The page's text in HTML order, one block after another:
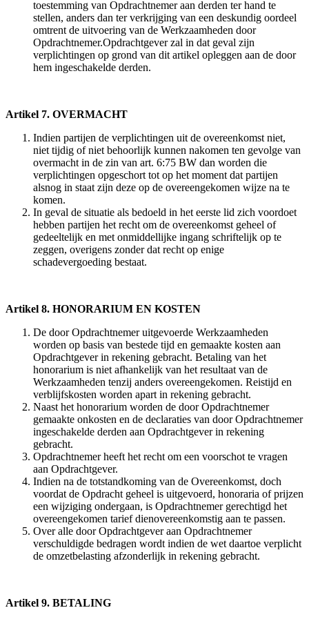
toestemming van Opdrachtnemer aan derden ter hand te
stellen, anders dan ter verkrijging van een deskundig oordeel
omtrent de uitvoering van de Werkzaamheden door
Opdrachtnemer.Opdrachtgever zal in dat geval zijn
verplichtingen op grond van dit artikel opleggen aan de door
hem ingeschakelde derden.
Artikel 7. OVERMACHT
Indien partijen de verplichtingen uit de overeenkomst niet,
niet tijdig of niet behoorlijk kunnen nakomen ten gevolge van
overmacht in de zin van art. 6:75 BW dan worden die
verplichtingen opgeschort tot op het moment dat partijen
alsnog in staat zijn deze op de overeengekomen wijze na te
komen.
In geval de situatie als bedoeld in het eerste lid zich voordoet
hebben partijen het recht om de overeenkomst geheel of
gedeeltelijk en met onmiddellijke ingang schriftelijk op te
zeggen, overigens zonder dat recht op enige
schadevergoeding bestaat.
Artikel 8. HONORARIUM EN KOSTEN
De door Opdrachtnemer uitgevoerde Werkzaamheden
worden op basis van bestede tijd en gemaakte kosten aan
Opdrachtgever in rekening gebracht. Betaling van het
honorarium is niet afhankelijk van het resultaat van de
Werkzaamheden tenzij anders overeengekomen. Reistijd en
verblijfskosten worden apart in rekening gebracht.
Naast het honorarium worden de door Opdrachtnemer
gemaakte onkosten en de declaraties van door Opdrachtnemer
ingeschakelde derden aan Opdrachtgever in rekening
gebracht.
Opdrachtnemer heeft het recht om een voorschot te vragen
aan Opdrachtgever.
Indien na de totstandkoming van de Overeenkomst, doch
voordat de Opdracht geheel is uitgevoerd, honoraria of prijzen
een wijziging ondergaan, is Opdrachtnemer gerechtigd het
overeengekomen tarief dienovereenkomstig aan te passen.
Over alle door Opdrachtgever aan Opdrachtnemer
verschuldigde bedragen wordt indien de wet daartoe verplicht
de omzetbelasting afzonderlijk in rekening gebracht.
Artikel 9. BETALING